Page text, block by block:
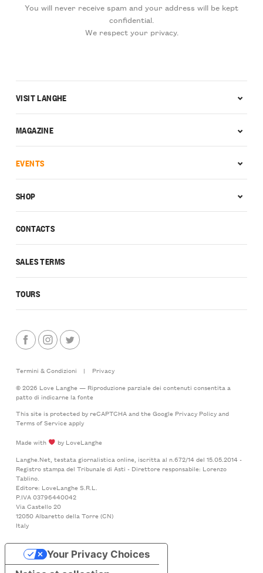
You will never receive spam and your address will be kept
confidential.
We respect your privacy.
CONTACTS
SALES TERMS
TOURS
VISIT LANGHE
MAGAZINE
EVENTS
SHOP
Termini & Condizioni |
Privacy
© 2026 Love Langhe — Riproduzione parziale dei contenuti consentita a
patto di indicarne la fonte
This site is protected by reCAPTCHA and the Google Privacy Policyand
Terms of Serviceapply
Made with
by LoveLanghe
Langhe.Net, testata giornalistica online, iscritta al n.672/14 del 15.05.2014 -
Registro stampa del Tribunale di Asti - Direttore responsabile: Lorenzo
Tablino.
Editore: LoveLanghe S.R.L.
P.IVA 03796440042
Via Castello 20
12050 Albaretto della Torre (CN)
Italy
Your Privacy Choices